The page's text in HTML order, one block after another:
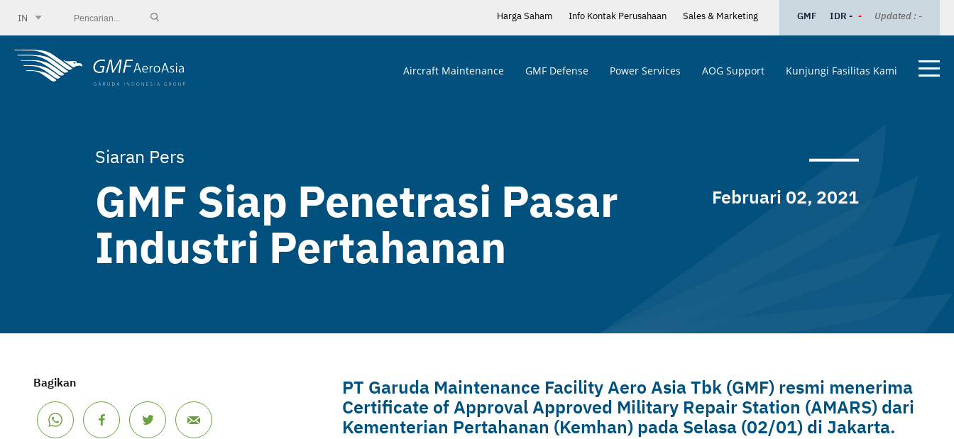
IN Harga Saham Info Kontak Perusahaan Sales & Marketing GMF IDR - - Updated : -
Aircraft Maintenance GMF Defense Power Services AOG Support Kunjungi Fasilitas Kami
Siaran Pers
GMF Siap Penetrasi Pasar
Industri Pertahanan
Februari 02, 2021
Bagikan PT Garuda Maintenance Facility Aero Asia Tbk (GMF) resmi menerima
Certificate of Approval Approved Military Repair Station (AMARS) dari
Kementerian Pertahanan (Kemhan) pada Selasa (02/01) di Jakarta.